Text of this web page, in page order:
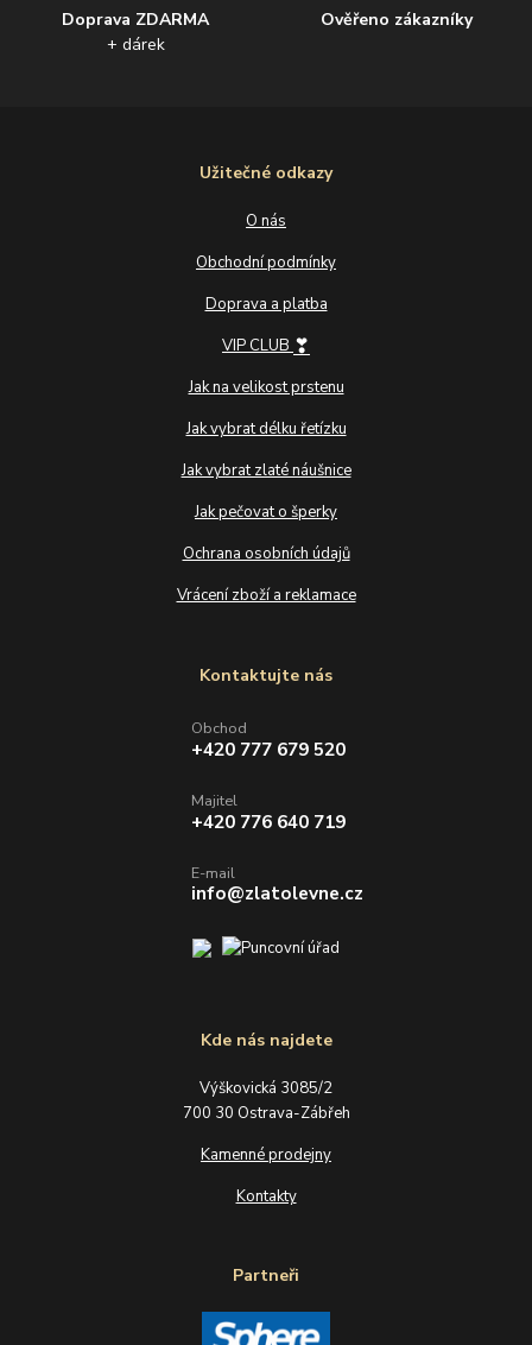
Doprava ZDARMA
+ dárek
Ověřeno zákazníky
Užitečné odkazy
O nás
Obchodní podmínky
Doprava a platba
VIP CLUB ❣
Jak na velikost prstenu
Jak vybrat délku řetízku
Jak vybrat zlaté náušnice
Jak pečovat o šperky
Ochrana osobních údajů
Vrácení zboží a reklamace
Kde nás najdete
Výškovická 3085/2
700 30 Ostrava-Zábřeh
Kamenné prodejny
Kontakty
Partneři
Kontaktujte nás
Obchod
+420 777 679 520
Majitel
+420 776 640 719
E-mail
info@zlatolevne.cz